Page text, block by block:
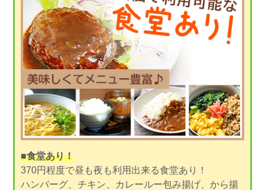
■食堂あり！
370円程度で昼も夜も利用出来る食堂あり！
ハンバーグ、チキン、カレールー包み揚げ、から揚